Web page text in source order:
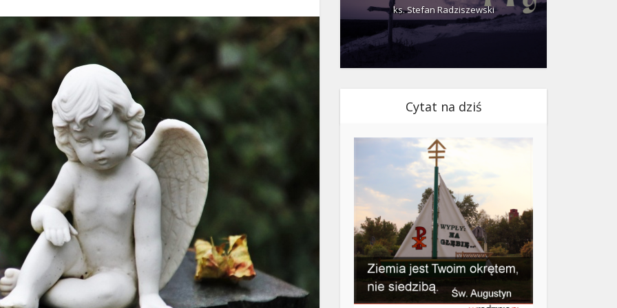
ks. Stefan Radziszewski
Cytat na dziś